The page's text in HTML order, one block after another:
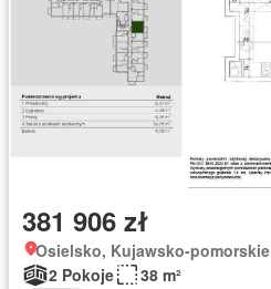
381 906 zł
Osielsko, Kujawsko-pomorskie
2 Pokoje
38 m²